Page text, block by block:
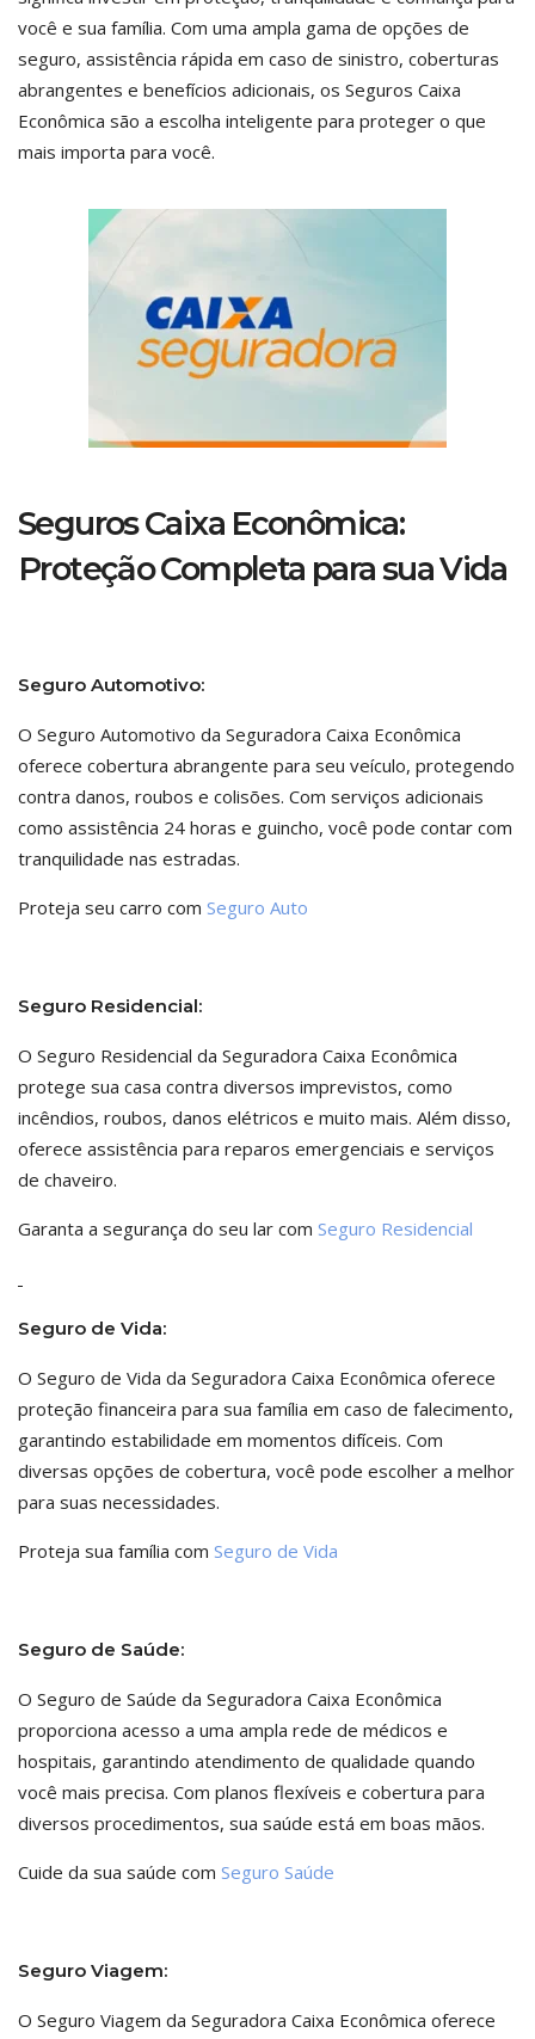
você e sua família. Com uma ampla gama de opções de
seguro, assistência rápida em caso de sinistro, coberturas
abrangentes e benefícios adicionais, os Seguros Caixa
Econômica são a escolha inteligente para proteger o que
mais importa para você.
Seguros Caixa Econômica:
Proteção Completa para sua Vida
Seguro Automotivo:
O Seguro Automotivo da Seguradora Caixa Econômica
oferece cobertura abrangente para seu veículo, protegendo
contra danos, roubos e colisões. Com serviços adicionais
como assistência 24 horas e guincho, você pode contar com
tranquilidade nas estradas.
Proteja seu carro com Seguro Auto
Seguro Residencial:
O Seguro Residencial da Seguradora Caixa Econômica
protege sua casa contra diversos imprevistos, como
incêndios, roubos, danos elétricos e muito mais. Além disso,
oferece assistência para reparos emergenciais e serviços
de chaveiro.
Garanta a segurança do seu lar com Seguro Residencial
Seguro de Vida:
O Seguro de Vida da Seguradora Caixa Econômica oferece
proteção financeira para sua família em caso de falecimento,
garantindo estabilidade em momentos difíceis. Com
diversas opções de cobertura, você pode escolher a melhor
para suas necessidades.
Proteja sua família com Seguro de Vida
Seguro de Saúde:
O Seguro de Saúde da Seguradora Caixa Econômica
proporciona acesso a uma ampla rede de médicos e
hospitais, garantindo atendimento de qualidade quando
você mais precisa. Com planos flexíveis e cobertura para
diversos procedimentos, sua saúde está em boas mãos.
Cuide da sua saúde com Seguro Saúde
Seguro Viagem:
O Seguro Viagem da Seguradora Caixa Econômica oferece